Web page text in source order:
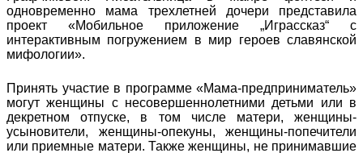
одновременно мама трехлетней дочери представила
проект «Мобильное приложение „Играссказ“ с
интерактивным погружением в мир героев славянской
мифологии».
Принять участие в программе «Мама-предприниматель»
могут женщины с несовершеннолетними детьми или в
декретном отпуске, в том числе матери, женщины-
усыновители, женщины-опекуны, женщины-попечители
или приемные матери. Также женщины, не принимавшие